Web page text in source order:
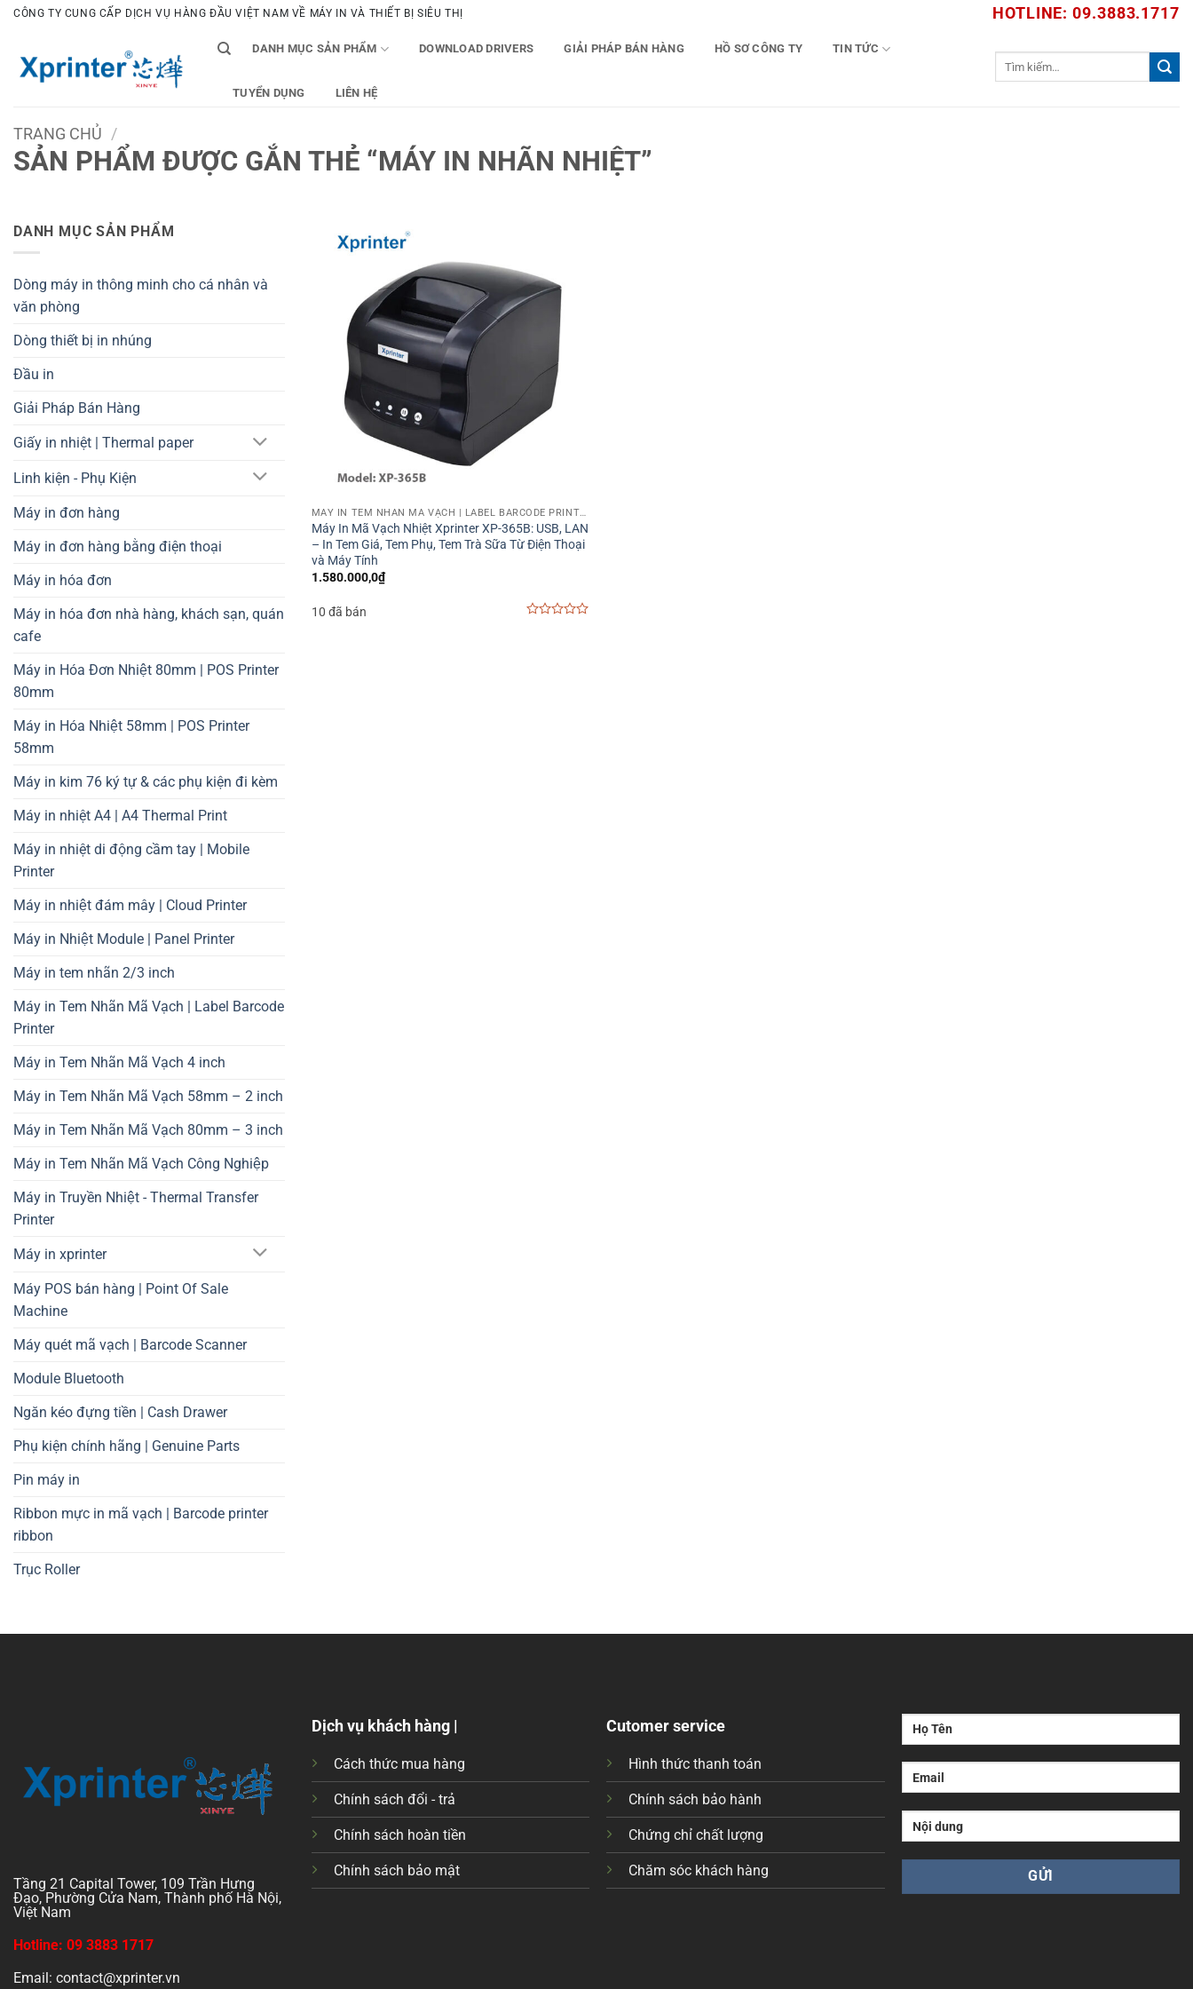
Bỏ
dung
CÔNG TY CUNG CẤP DỊCH VỤ HÀNG ĐẦU VIỆT NAM VỀ MÁY IN VÀ THIẾT BỊ SIÊU THỊ HOTLINE: 09.3883.1717
DANH MỤC SẢN PHẨM DOWNLOAD DRIVERS GIẢI PHÁP BÁN HÀNG HỒ SƠ CÔNG TY TIN TỨC
TUYỂN DỤNG LIÊN HỆ
TRANG CHỦ /
SẢN PHẨM ĐƯỢC GẮN THẺ “MÁY IN NHÃN NHIỆT”
DANH MỤC SẢN PHẨM
Dòng máy in thông minh cho cá nhân và
văn phòng
Dòng thiết bị in nhúng
Đầu in
Giải Pháp Bán Hàng
Giấy in nhiệt | Thermal paper
Linh kiện - Phụ Kiện
Máy in đơn hàng
Máy in đơn hàng bằng điện thoại
Máy in hóa đơn
Máy in hóa đơn nhà hàng, khách sạn, quán
cafe
Máy in Hóa Đơn Nhiệt 80mm | POS Printer
80mm
Máy in Hóa Nhiệt 58mm | POS Printer
58mm
Máy in kim 76 ký tự & các phụ kiện đi kèm
Máy in nhiệt A4 | A4 Thermal Print
Máy in nhiệt di động cầm tay | Mobile
Printer
Máy in nhiệt đám mây | Cloud Printer
Máy in Nhiệt Module | Panel Printer
Máy in tem nhãn 2/3 inch
Máy in Tem Nhãn Mã Vạch | Label Barcode
Printer
Máy in Tem Nhãn Mã Vạch 4 inch
Máy in Tem Nhãn Mã Vạch 58mm – 2 inch
Máy in Tem Nhãn Mã Vạch 80mm – 3 inch
Máy in Tem Nhãn Mã Vạch Công Nghiệp
Máy in Truyền Nhiệt - Thermal Transfer
Printer
Máy in xprinter
Máy POS bán hàng | Point Of Sale
Machine
Máy quét mã vạch | Barcode Scanner
Module Bluetooth
Ngăn kéo đựng tiền | Cash Drawer
Phụ kiện chính hãng | Genuine Parts
Pin máy in
Ribbon mực in mã vạch | Barcode printer
ribbon
Trục Roller
MÁY IN TEM NHÃN MÃ VẠCH | LABEL BARCODE PRINTER
Máy In Mã Vạch Nhiệt Xprinter XP-365B: USB, LAN
– In Tem Giá, Tem Phụ, Tem Trà Sữa Từ Điện Thoại
và Máy Tính
1.580.000,0₫
10 đã bán
Tầng 21 Capital Tower, 109 Trần Hưng
Đạo, Phường Cửa Nam, Thành phố Hà Nội,
Việt Nam
Hotline: 09 3883 1717
Email: contact@xprinter.vn
Dịch vụ khách hàng |
Cách thức mua hàng
Chính sách đổi - trả
Chính sách hoàn tiền
Chính sách bảo mật
Cutomer service
Hình thức thanh toán
Chính sách bảo hành
Chứng chỉ chất lượng
Chăm sóc khách hàng